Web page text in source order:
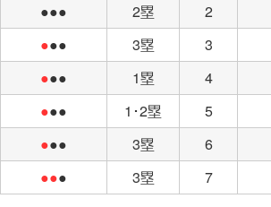
●●●
2塁 2
●●● 3塁 3
●●● 1塁 4
●●● 1･2塁 5
●●● 3塁 6
●●● 3塁 7